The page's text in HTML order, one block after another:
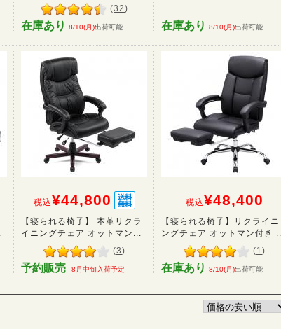
(32)
在庫あり 8/10(月)出荷可能 在庫あり 8/10(月)出荷可能
税込¥44,800
【寝られる椅子】 本革リクラ
イニングチェア オットマン...
(3)
予約販売 8月中旬入荷予定
税込¥48,400
【寝られる椅子】リクライニ
ングチェア オットマン付き ...
(1 )
在庫あり 8/10(月)出荷可能